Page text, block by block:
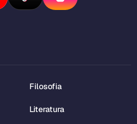
Filosofia
Literatura